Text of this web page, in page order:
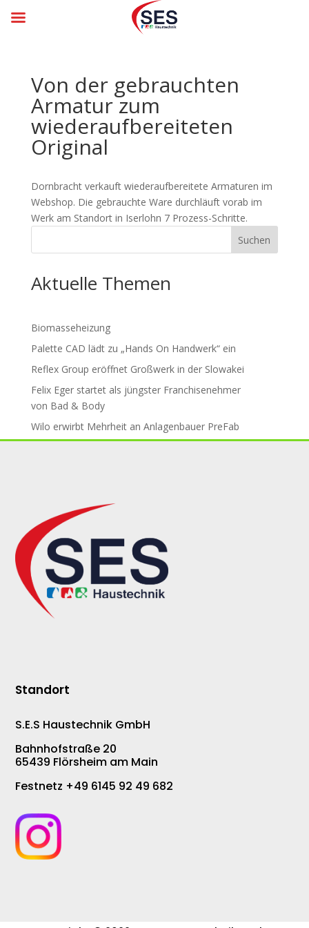
Von der gebrauchten
Armatur zum
wiederaufbereiteten
Original
Dornbracht verkauft wiederaufbereitete Armaturen im
Webshop. Die gebrauchte Ware durchläuft vorab im
Werk am Standort in Iserlohn 7 Prozess-Schritte.
Suchen
Aktuelle Themen
Biomasseheizung
Palette CAD lädt zu „Hands On Handwerk“ ein
Reflex Group er­öff­net Groß­werk in der Slo­wa­kei
Felix Eger startet als jüngster Fran­chise­neh­mer
von Bad & Body
Wilo erwirbt Mehr­heit an An­la­gen­bau­er PreFab
Standort
S.E.S Haustechnik GmbH
Bahnhofstraße 20
65439 Flörsheim am Main
Festnetz +49 6145 92 49 682